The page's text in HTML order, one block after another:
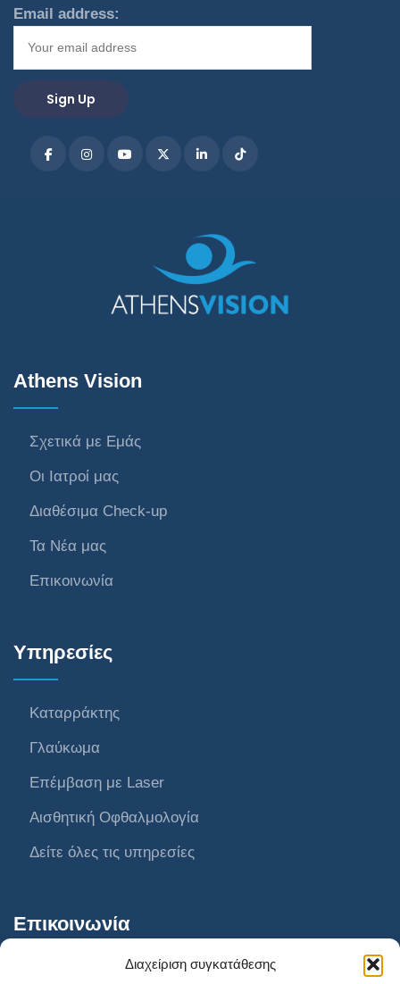
Διαχείριση συγκατάθεσης
Email address:
Athens Vision
Σχετικά με Εμάς
Οι Ιατροί μας
Διαθέσιμα Check-up
Τα Νέα μας
Επικοινωνία
Υπηρεσίες
Καταρράκτης
Γλαύκωμα
Επέμβαση με Laser
Αισθητική Οφθαλμολογία
Δείτε όλες τις υπηρεσίες
Επικοινωνία